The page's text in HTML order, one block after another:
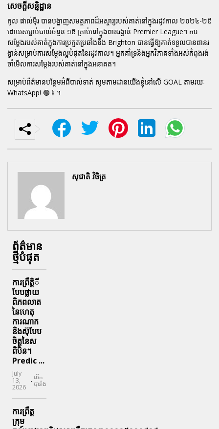
សេចក្តីសន្និដ្ឋាន
កូល ផាល់ម៉ឺរ បានបង្ហាញសមត្ថភាពដ៏អស្ចារ្យរបស់គាត់នៅក្នុងរដូវកាល ២០២៤-២៥
ដោយសម្លាប់បាល់ចំនួន ១៥ គ្រាប់នៅក្នុងពានរង្វាន់ Premier League។ ការ
សម្តែងរបស់គាត់ក្នុងការប្រកួតប្រឆាំងនឹង Brighton បានធ្វើឱ្យគាត់ទទួលបានពានរ
ង្វាន់សម្រាប់ការសម្តែងល្អបំផុតនៃរដូវកាល។ អ្នកគាំទ្រនិងអ្នកវិភាគទាំងអស់កំពុងរង់
ចាំមើលការសម្តែងរបស់គាត់នៅក្នុងអនាគត។
សម្រាប់ព័ត៌មានបន្ថែមអំពីបាល់ទាត់ សូមតាមដានយើងខ្ញុំនៅលើ GOAL តាមរយៈ
WhatsApp! 🟢📱។
សុជាតិ វិចិត្រ
ព័ត៌មាន
ថ្មីបំផុត
ការព្រឹតិ្តី
បែបផ្លាយ
ពិភពលាត
នៃហេតុ
ការណាក
និងស៊ុបែប
ចិត្តនៃស
ពិបិន។
Predic ...
July
13,
2026
- លីក
បារាំង
ការព្រឹត្ត
ក្រុម